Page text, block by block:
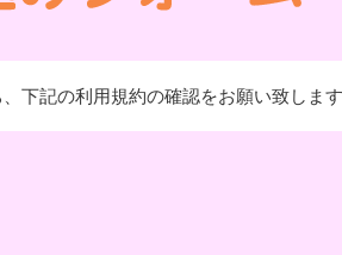
下記の利用規約の確認をお願い致しま